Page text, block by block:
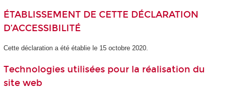
ÉTABLISSEMENT DE CETTE DÉCLARATION
D’ACCESSIBILITÉ
Cette déclaration a été établie le 15 octobre 2020.
Technologies utilisées pour la réalisation du
site web